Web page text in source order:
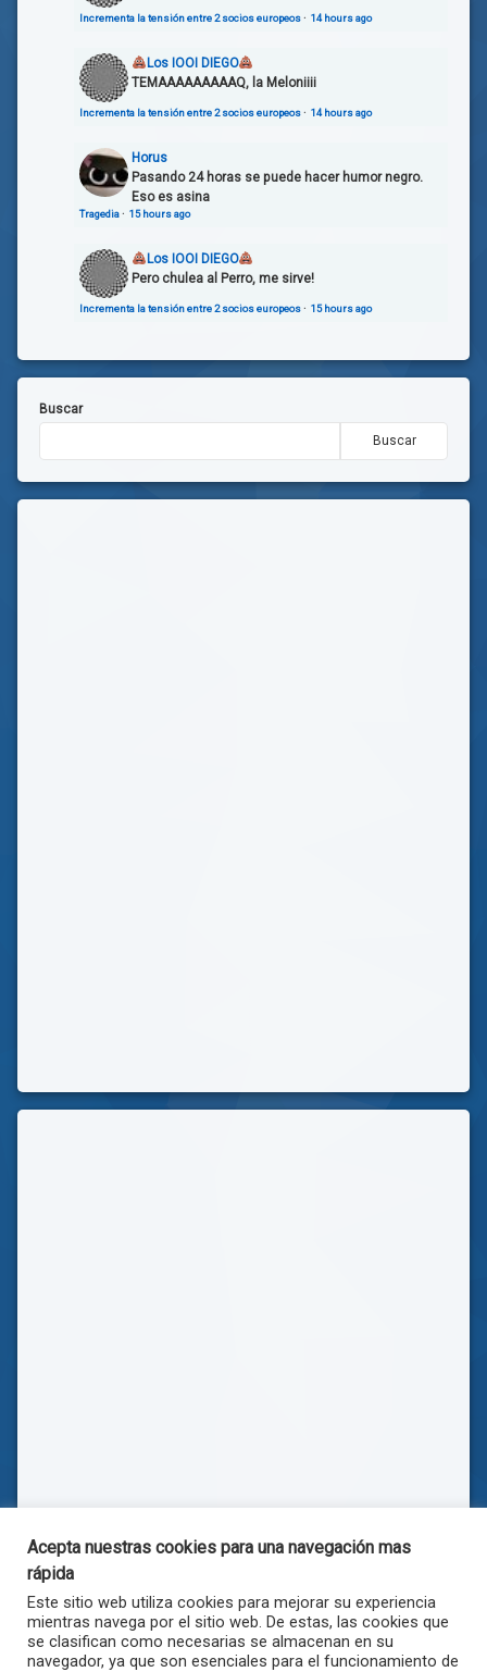
Incrementa la tensión entre 2 socios europeos· 14 hours ago
Los IOOI DIEGO
TEMAAAAAAAAAQ, la Meloniiii
Incrementa la tensión entre 2 socios europeos· 14 hours ago
Horus
Pasando 24 horas se puede hacer humor negro.
Eso es asina
Tragedia· 15 hours ago
Los IOOI DIEGO
Pero chulea al Perro, me sirve!
Incrementa la tensión entre 2 socios europeos· 15 hours ago
Buscar
Buscar
Acepta nuestras cookies para una navegación mas
rápida
Este sitio web utiliza cookies para mejorar su experiencia
mientras navega por el sitio web. De estas, las cookies que
se clasifican como necesarias se almacenan en su
navegador, ya que son esenciales para el funcionamiento de